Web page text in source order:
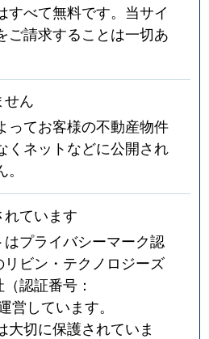
すべて無料です。当サイ
ご請求することは一切あ
せん
ってお客様の不動産物件
くネットなどに公開され
ています
はプライバシーマーク認
リビン・テクノロジーズ
認証番号：
営しています。
大切に保護されていま